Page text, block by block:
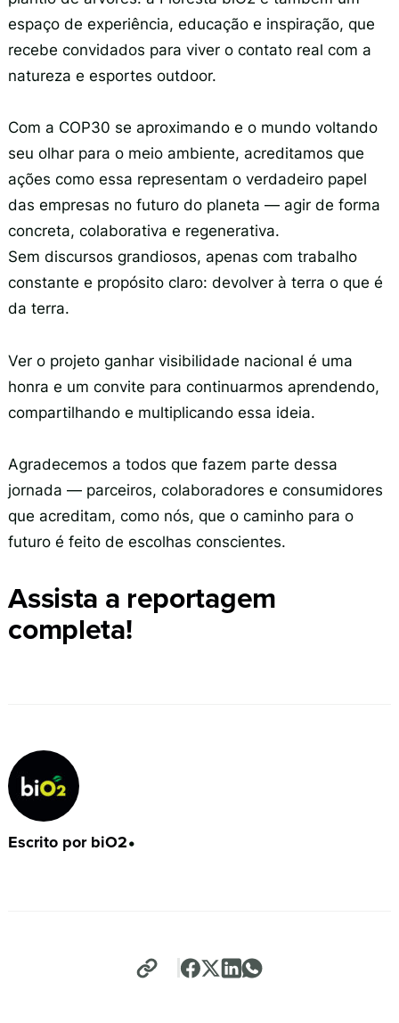
Procurar
espaço de experiência, educação e inspiração, que
recebe convidados para viver o contato real com a
natureza e esportes outdoor.
Com a COP30 se aproximando e o mundo voltando
seu olhar para o meio ambiente, acreditamos que
ações como essa representam o verdadeiro papel
das empresas no futuro do planeta — agir de forma
concreta, colaborativa e regenerativa.
Sem discursos grandiosos, apenas com trabalho
constante e propósito claro: devolver à terra o que é
da terra.
Ver o projeto ganhar visibilidade nacional é uma
honra e um convite para continuarmos aprendendo,
compartilhando e multiplicando essa ideia.
Agradecemos a todos que fazem parte dessa
jornada — parceiros, colaboradores e consumidores
que acreditam, como nós, que o caminho para o
futuro é feito de escolhas conscientes.
Assista a reportagem
completa!
Escrito por biO2•